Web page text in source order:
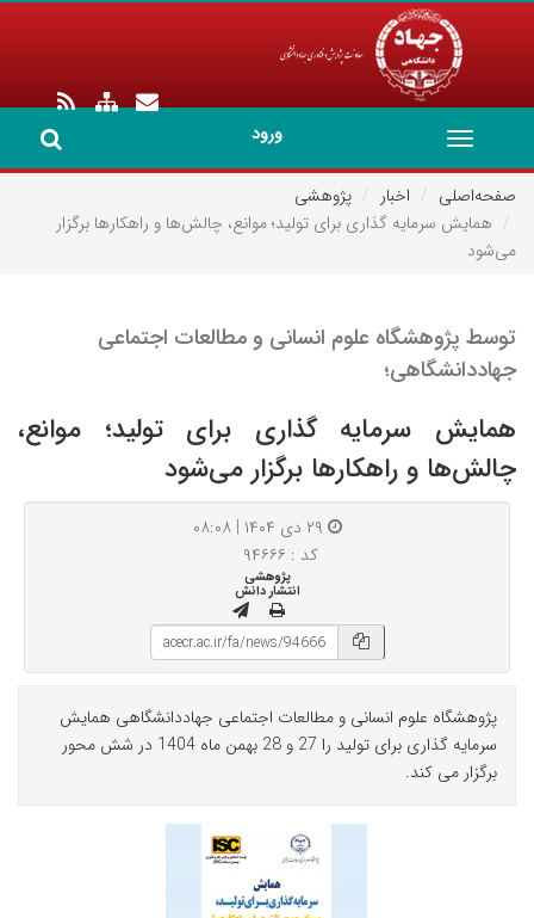
ورود
Toggle
navigation
صفحه‌اصلی
اخبار
پژوهشی
همایش سرمایه گذاری برای تولید؛ موانع، چالش‌ها و راهکارها برگزار
می‌شود
توسط پژوهشگاه علوم انسانی و مطالعات اجتماعی
جهاددانشگاهی؛
همایش سرمایه گذاری برای تولید؛ موانع،
چالش‌ها و راهکارها برگزار می‌شود
کد : ۹۴۶۶۶
پژوهشی
انتشار دانش
پژوهشگاه علوم انسانی و مطالعات اجتماعی جهاددانشگاهی همایش
سرمایه گذاری برای تولید را 27 و 28 بهمن ماه 1404 در شش محور
برگزار می کند.